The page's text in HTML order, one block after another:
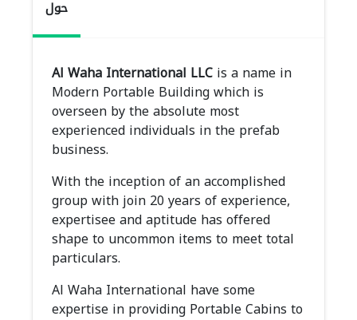
حول
Al Waha International LLCis a name in
Modern Portable Building which is
overseen by the absolute most
experienced individuals in the prefab
business.
With the inception of an accomplished
group with join 20 years of experience,
expertisee and aptitude has offered
shape to uncommon items to meet total
particulars.
Al Waha International have some
expertise in providing Portable Cabins to